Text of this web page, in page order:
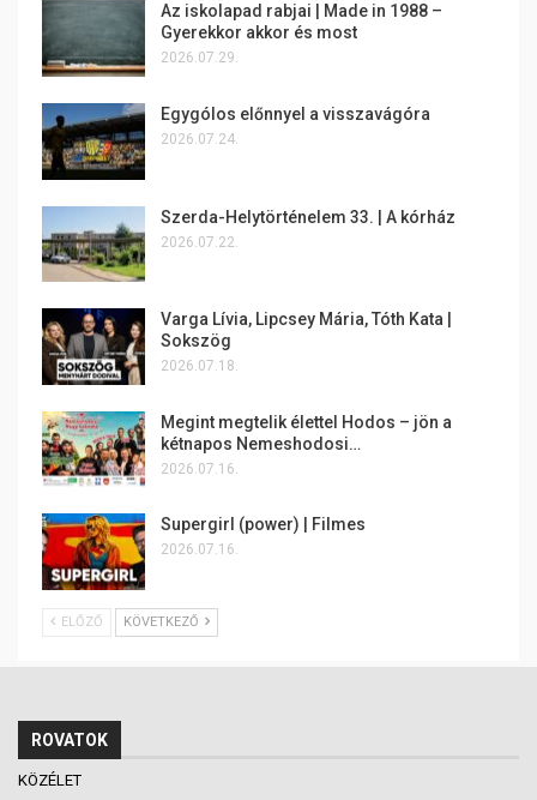
Az iskolapad rabjai | Made in 1988 –
Gyerekkor akkor és most
2026.07.29.
Egygólos előnnyel a visszavágóra
2026.07.24.
Szerda-Helytörténelem 33. | A kórház
2026.07.22.
Varga Lívia, Lipcsey Mária, Tóth Kata |
Sokszög
2026.07.18.
Megint megtelik élettel Hodos – jön a
kétnapos Nemeshodosi…
2026.07.16.
Supergirl (power) | Filmes
2026.07.16.
ELŐZŐ KÖVETKEZŐ
ROVATOK
KÖZÉLET